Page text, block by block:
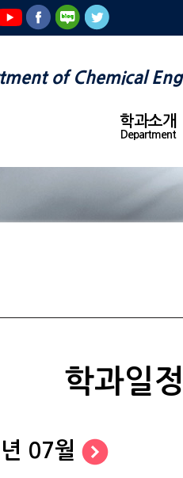
of Chemical
학과소개
Department
학과일
07월